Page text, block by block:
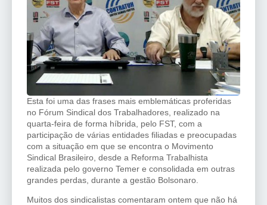
Esta foi uma das frases mais emblemáticas proferidas
no Fórum Sindical dos Trabalhadores, realizado na
quarta-feira de forma híbrida, pelo FST, com a
participação de várias entidades filiadas e preocupadas
com a situação em que se encontra o Movimento
Sindical Brasileiro, desde a Reforma Trabalhista
realizada pelo governo Temer e consolidada em outras
grandes perdas, durante a gestão Bolsonaro.
Muitos dos sindicalistas comentaram ontem que não há